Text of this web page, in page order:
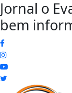
Jornal o
bem